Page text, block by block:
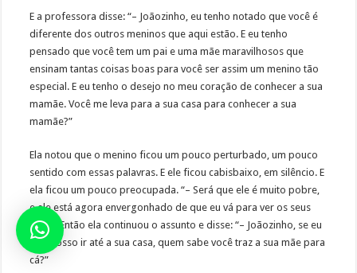
E a professora disse: “– Joãozinho, eu tenho notado que você é
diferente dos outros meninos que aqui estão. E eu tenho
pensado que você tem um pai e uma mãe maravilhosos que
ensinam tantas coisas boas para você ser assim um menino tão
especial. E eu tenho o desejo no meu coração de conhecer a sua
mamãe. Você me leva para a sua casa para conhecer a sua
mamãe?”
Ela notou que o menino ficou um pouco perturbado, um pouco
sentido com essas palavras. E ele ficou cabisbaixo, em silêncio. E
ela ficou um pouco preocupada. “– Será que ele é muito pobre,
e ele está agora envergonhado de que eu vá para ver os seus
pais?” Então ela continuou o assunto e disse: “– Joãozinho, se eu
não posso ir até a sua casa, quem sabe você traz a sua mãe para
cá?”